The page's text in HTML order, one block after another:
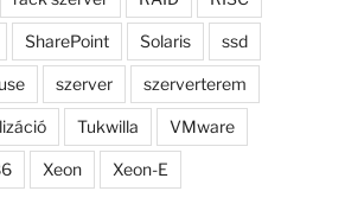
SharePoint Solaris ssd
szerver szerverterem
Tukwilla VMware
Xeon Xeon-E